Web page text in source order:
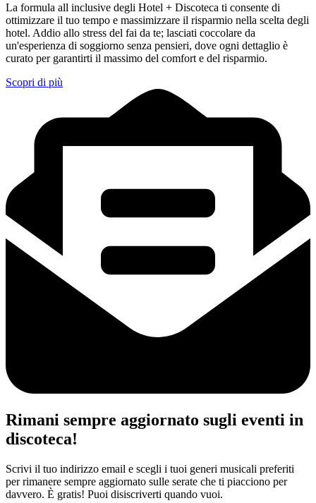
La formula all inclusive degli Hotel + Discoteca ti consente di
ottimizzare il tuo tempo e massimizzare il risparmio nella scelta degli
hotel. Addio allo stress del fai da te; lasciati coccolare da
un'esperienza di soggiorno senza pensieri, dove ogni dettaglio è
curato per garantirti il massimo del comfort e del risparmio.
Scopri di più
Rimani sempre aggiornato sugli eventi in
discoteca!
Scrivi il tuo indirizzo email e scegli i tuoi generi musicali preferiti
per rimanere sempre aggiornato sulle serate che ti piacciono per
davvero. È gratis! Puoi disiscriverti quando vuoi.